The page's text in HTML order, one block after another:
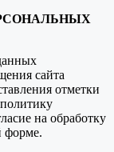
сайта
отметки
на обработку
форме.